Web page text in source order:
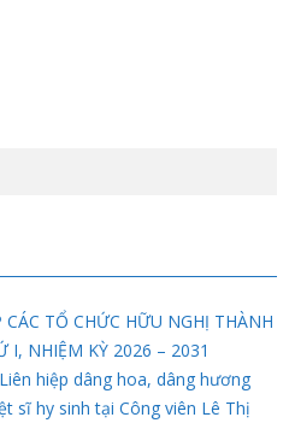
TỔ CHỨC HỮU NGHỊ THÀNH
I, NHIỆM KỲ 2026 – 2031
hiệp dâng hoa, dâng hương
sĩ hy sinh tại Công viên Lê Thị